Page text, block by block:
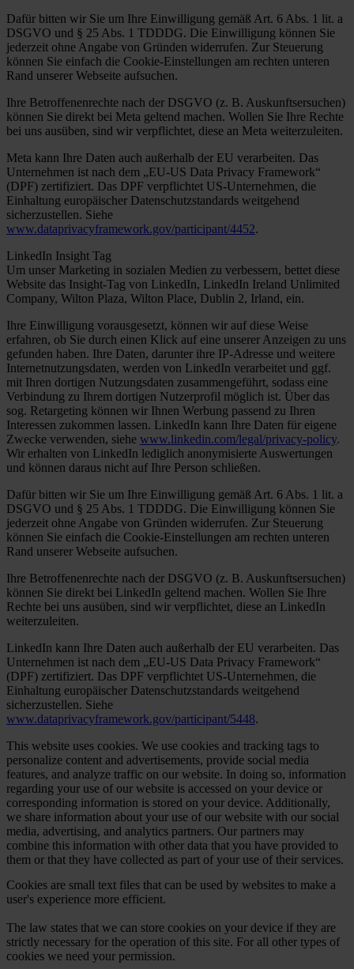
Dafür bitten wir Sie um Ihre Einwilligung gemäß Art. 6 Abs. 1 lit. a
DSGVO und § 25 Abs. 1 TDDDG. Die Einwilligung können Sie
jederzeit ohne Angabe von Gründen widerrufen. Zur Steuerung
können Sie einfach die Cookie-Einstellungen am rechten unteren
Rand unserer Webseite aufsuchen.
Ihre Betroffenenrechte nach der DSGVO (z. B. Auskunftsersuchen)
können Sie direkt bei Meta geltend machen. Wollen Sie Ihre Rechte
bei uns ausüben, sind wir verpflichtet, diese an Meta weiterzuleiten.
Meta kann Ihre Daten auch außerhalb der EU verarbeiten. Das
Unternehmen ist nach dem „EU-US Data Privacy Framework“
(DPF) zertifiziert. Das DPF verpflichtet US-Unternehmen, die
Einhaltung europäischer Datenschutzstandards weitgehend
sicherzustellen. Siehe
www.dataprivacyframework.gov/participant/4452.
LinkedIn Insight Tag
Um unser Marketing in sozialen Medien zu verbessern, bettet diese
Website das Insight-Tag von LinkedIn, LinkedIn Ireland Unlimited
Company, Wilton Plaza, Wilton Place, Dublin 2, Irland, ein.
Ihre Einwilligung vorausgesetzt, können wir auf diese Weise
erfahren, ob Sie durch einen Klick auf eine unserer Anzeigen zu uns
gefunden haben. Ihre Daten, darunter ihre IP-Adresse und weitere
Internetnutzungsdaten, werden von LinkedIn verarbeitet und ggf.
mit Ihren dortigen Nutzungsdaten zusammengeführt, sodass eine
Verbindung zu Ihrem dortigen Nutzerprofil möglich ist. Über das
sog. Retargeting können wir Ihnen Werbung passend zu Ihren
Interessen zukommen lassen. LinkedIn kann Ihre Daten für eigene
Zwecke verwenden, siehe www.linkedin.com/legal/privacy-policy.
Wir erhalten von LinkedIn lediglich anonymisierte Auswertungen
und können daraus nicht auf Ihre Person schließen.
Dafür bitten wir Sie um Ihre Einwilligung gemäß Art. 6 Abs. 1 lit. a
DSGVO und § 25 Abs. 1 TDDDG. Die Einwilligung können Sie
jederzeit ohne Angabe von Gründen widerrufen. Zur Steuerung
können Sie einfach die Cookie-Einstellungen am rechten unteren
Rand unserer Webseite aufsuchen.
Ihre Betroffenenrechte nach der DSGVO (z. B. Auskunftsersuchen)
können Sie direkt bei LinkedIn geltend machen. Wollen Sie Ihre
Rechte bei uns ausüben, sind wir verpflichtet, diese an LinkedIn
weiterzuleiten.
LinkedIn kann Ihre Daten auch außerhalb der EU verarbeiten. Das
Unternehmen ist nach dem „EU-US Data Privacy Framework“
(DPF) zertifiziert. Das DPF verpflichtet US-Unternehmen, die
Einhaltung europäischer Datenschutzstandards weitgehend
sicherzustellen. Siehe
www.dataprivacyframework.gov/participant/5448.
This website uses cookies. We use cookies and tracking tags to
personalize content and advertisements, provide social media
features, and analyze traffic on our website. In doing so, information
regarding your use of our website is accessed on your device or
corresponding information is stored on your device. Additionally,
we share information about your use of our website with our social
media, advertising, and analytics partners. Our partners may
combine this information with other data that you have provided to
them or that they have collected as part of your use of their services.
Cookies are small text files that can be used by websites to make a
user's experience more efficient.
The law states that we can store cookies on your device if they are
strictly necessary for the operation of this site. For all other types of
cookies we need your permission.